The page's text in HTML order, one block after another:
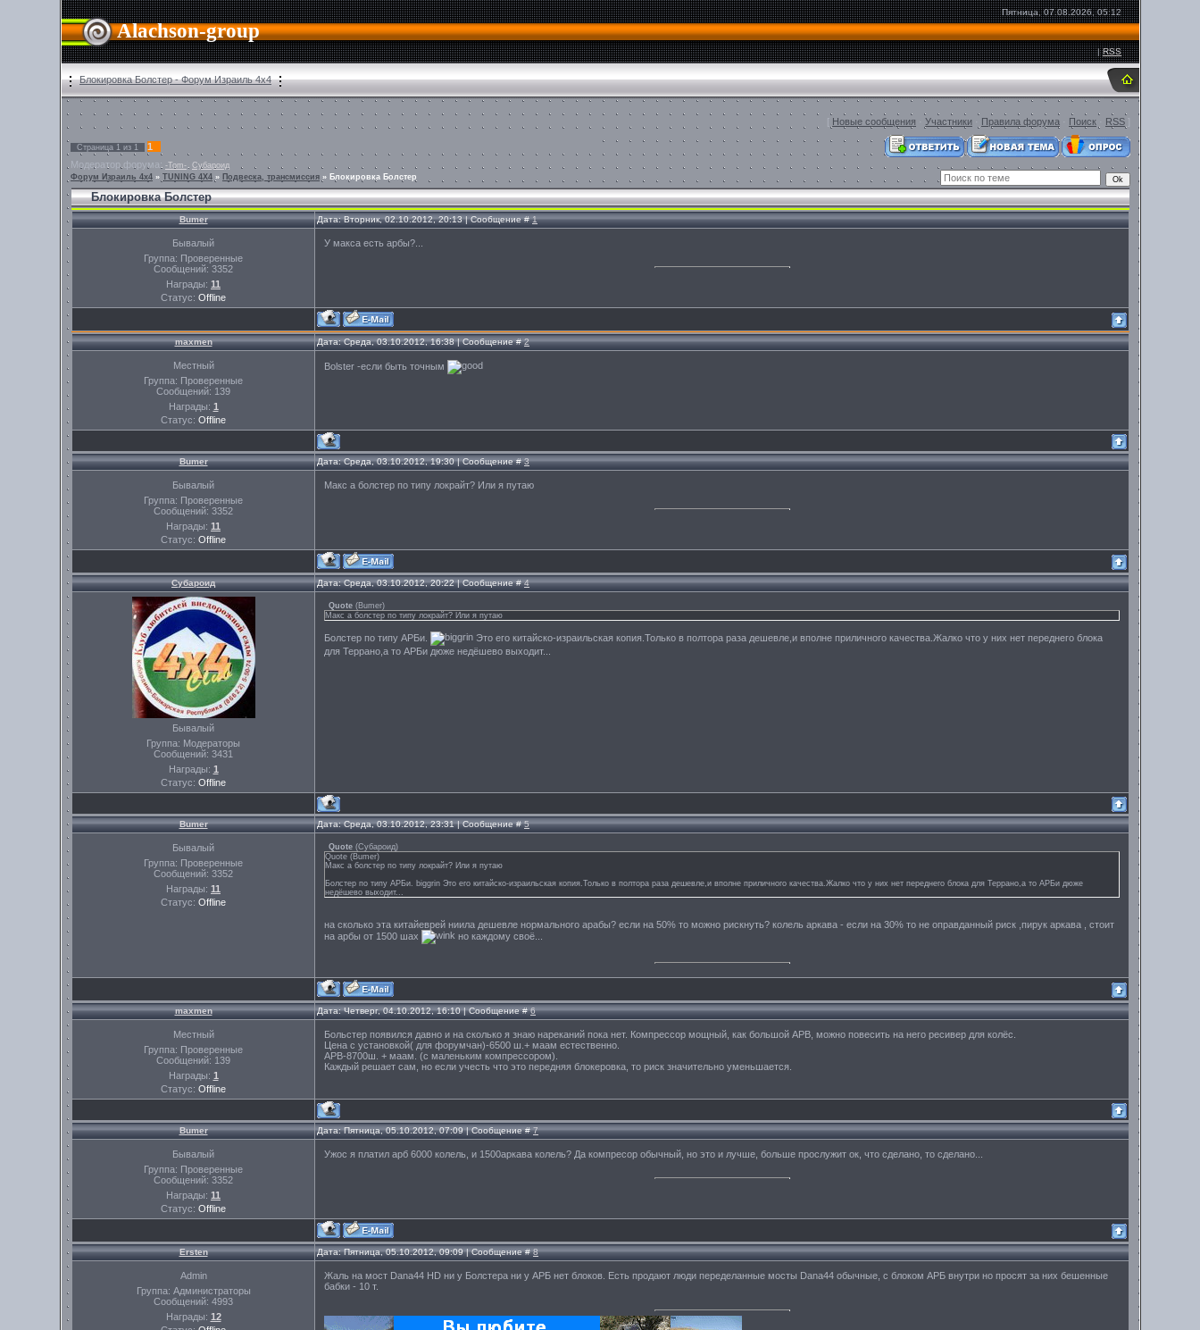
Alachson-group
Пятница, 07.08.2026, 05:12
|RSS
Блокировка Болстер - Форум Израиль 4х4
[ Новые сообщения Участники Правила форума Поиск RSS ]
Страница 1 из 1
1
Модератор форума: -Tom- Субароид
Форум Израиль 4х4 » TUNING 4X4 » Подвеска, трансмиссия » Блокировка Болстер
Блокировка Болстер
Bumer Дата: Вторник, 02.10.2012, 20:13 | Сообщение #1
Бывалый
Группа: Проверенные
Сообщений: 3352
Награды: 11
Статус: Offline
У макса есть арбы?...
maxmen Дата: Среда, 03.10.2012, 16:38 | Сообщение #2
Местный
Группа: Проверенные
Сообщений: 139
Награды: 1
Статус: Offline
Bolster -если быть точным
Bumer Дата: Среда, 03.10.2012, 19:30 | Сообщение #3
Бывалый
Группа: Проверенные
Сообщений: 3352
Награды: 11
Статус: Offline
Макс а болстер по типу локрайт? Или я путаю
Субароид Дата: Среда, 03.10.2012, 20:22 | Сообщение #4
Бывалый
Группа: Модераторы
Сообщений: 3431
Награды: 1
Статус: Offline
Quote (Bumer)
Макс а болстер по типу локрайт? Или я путаю
Болстер по типу АРБи.
Это его китайско-израильская копия.Только в полтора раза дешевле,и вполне приличного качества.Жалко что у них нет переднего блока
для Террано,а то АРБи дюже недёшево выходит...
Bumer Дата: Среда, 03.10.2012, 23:31 | Сообщение #5
Бывалый
Группа: Проверенные
Сообщений: 3352
Награды: 11
Статус: Offline
Quote (Субароид)
Quote (Bumer)
Макс а болстер по типу локрайт? Или я путаю
Болстер по типу АРБи. biggrin Это его китайско-израильская копия.Только в полтора раза дешевле,и вполне приличного качества.Жалко что у них нет переднего блока для Террано,а то АРБи дюже
недёшево выходит...
на сколько эта китайеврей ниила дешевле нормального арабы? если на 50% то можно рискнуть? колель аркава - если на 30% то не оправданный риск ,пирук аркава , стоит
на арбы от 1500 шах
но каждому своё...
maxmen Дата: Четверг, 04.10.2012, 16:10 | Сообщение #6
Местный
Группа: Проверенные
Сообщений: 139
Награды: 1
Статус: Offline
Больстер появился давно и на сколько я знаю нареканий пока нет. Компрессор мощный, как большой АРВ, можно повесить на него ресивер для колёс.
Цена с установкой( для форумчан)-6500 ш.+ маам естественно.
АРВ-8700ш. + маам. (с маленьким компрессором).
Каждый решает сам, но если учесть что это передняя блокеровка, то риск значительно уменьшается.
Bumer Дата: Пятница, 05.10.2012, 07:09 | Сообщение #7
Бывалый
Группа: Проверенные
Сообщений: 3352
Награды: 11
Статус: Offline
Ужос я платил арб 6000 колель, и 1500аркава колель? Да компресор обычный, но это и лучше, больше прослужит ок, что сделано, то сделано...
Ersten Дата: Пятница, 05.10.2012, 09:09 | Сообщение #8
Admin
Группа: Администраторы
Сообщений: 4993
Награды: 12
Жаль на мост Dana44 HD ни у Болстера ни у АРБ нет блоков. Есть продают люди переделанные мосты Dana44 обычные, с блоком АРБ внутри но просят за них бешенные
бабки - 10 т.